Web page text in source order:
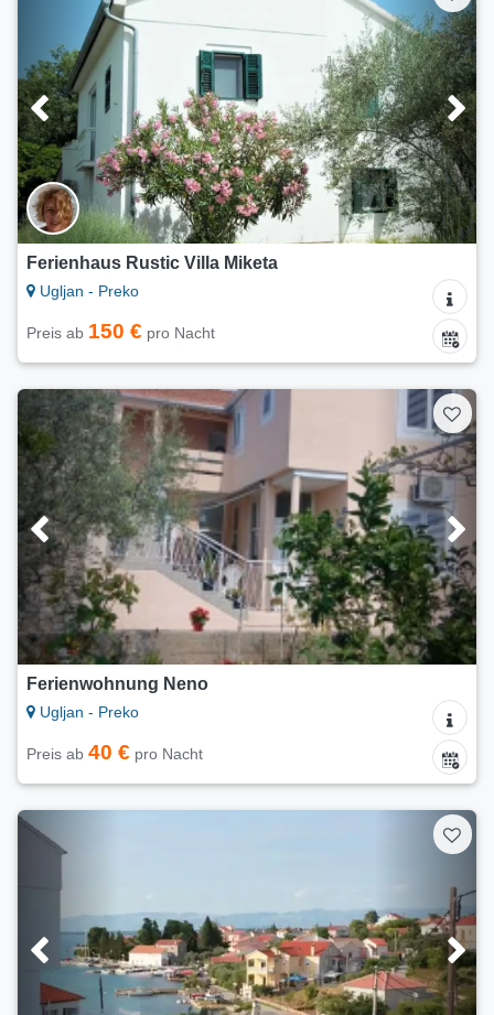
Ferienhaus Rustic Villa Miketa
Ugljan - Preko
Preis ab 150 € pro Nacht
Ferienwohnung Neno
Ugljan - Preko
Preis ab 40 € pro Nacht